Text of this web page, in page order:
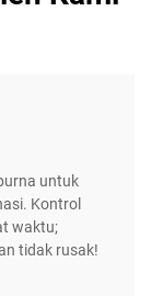
untuk
Kontrol
waktu;
tidak rusak!